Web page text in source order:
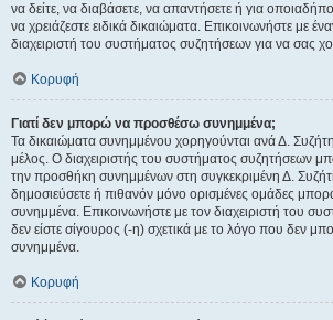
να δείτε, να διαβάσετε, να απαντήσετε ή για
να χρειάζεστε ειδικά δικαιώματα. Επικοινωνήστε με
διαχειριστή του συστήματος συζητήσεων για να σας
Κορυφή
Γιατί δεν μπορώ να προσθέσω συνημμένα;
Τα δικαιώματα συνημμένου χορηγούνται ανά Δ.
μέλος. Ο διαχειριστής του συστήματος συζητήσεων
την προσθήκη συνημμένων στη συγκεκριμένη Δ.
δημοσιεύσετε ή πιθανόν μόνο ορισμένες ομάδες
συνημμένα. Επικοινωνήστε με τον διαχειριστή του
δεν είστε σίγουρος (-η) σχετικά με το λόγο που δεν
συνημμένα.
Κορυφή